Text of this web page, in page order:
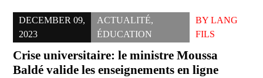
DECEMBER 09,
2023
ACTUALITÉ,
ÉDUCATION
BYLANG
FILS
Crise universitaire: le ministre Moussa
Baldé valide les enseignements en ligne